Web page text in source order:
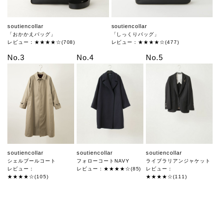
soutiencollar
「おかかえバッグ」
レビュー：★★★★☆(708)
soutiencollar
「しっくりバッグ」
レビュー：★★★★☆(477)
No.3
soutiencollar
シェルブールコート
レビュー：
★★★★☆(105)
No.4
soutiencollar
フォローコートNAVY
レビュー：★★★★☆(85)
No.5
soutiencollar
ライブラリアンジャケット
レビュー：
★★★★☆(111)